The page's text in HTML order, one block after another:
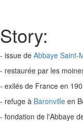
Story:
- issue de Abbaye Saint-
- restaurée par les
- exilés de France en
- refuge à Baronville en
- fondation de l'Abbaye